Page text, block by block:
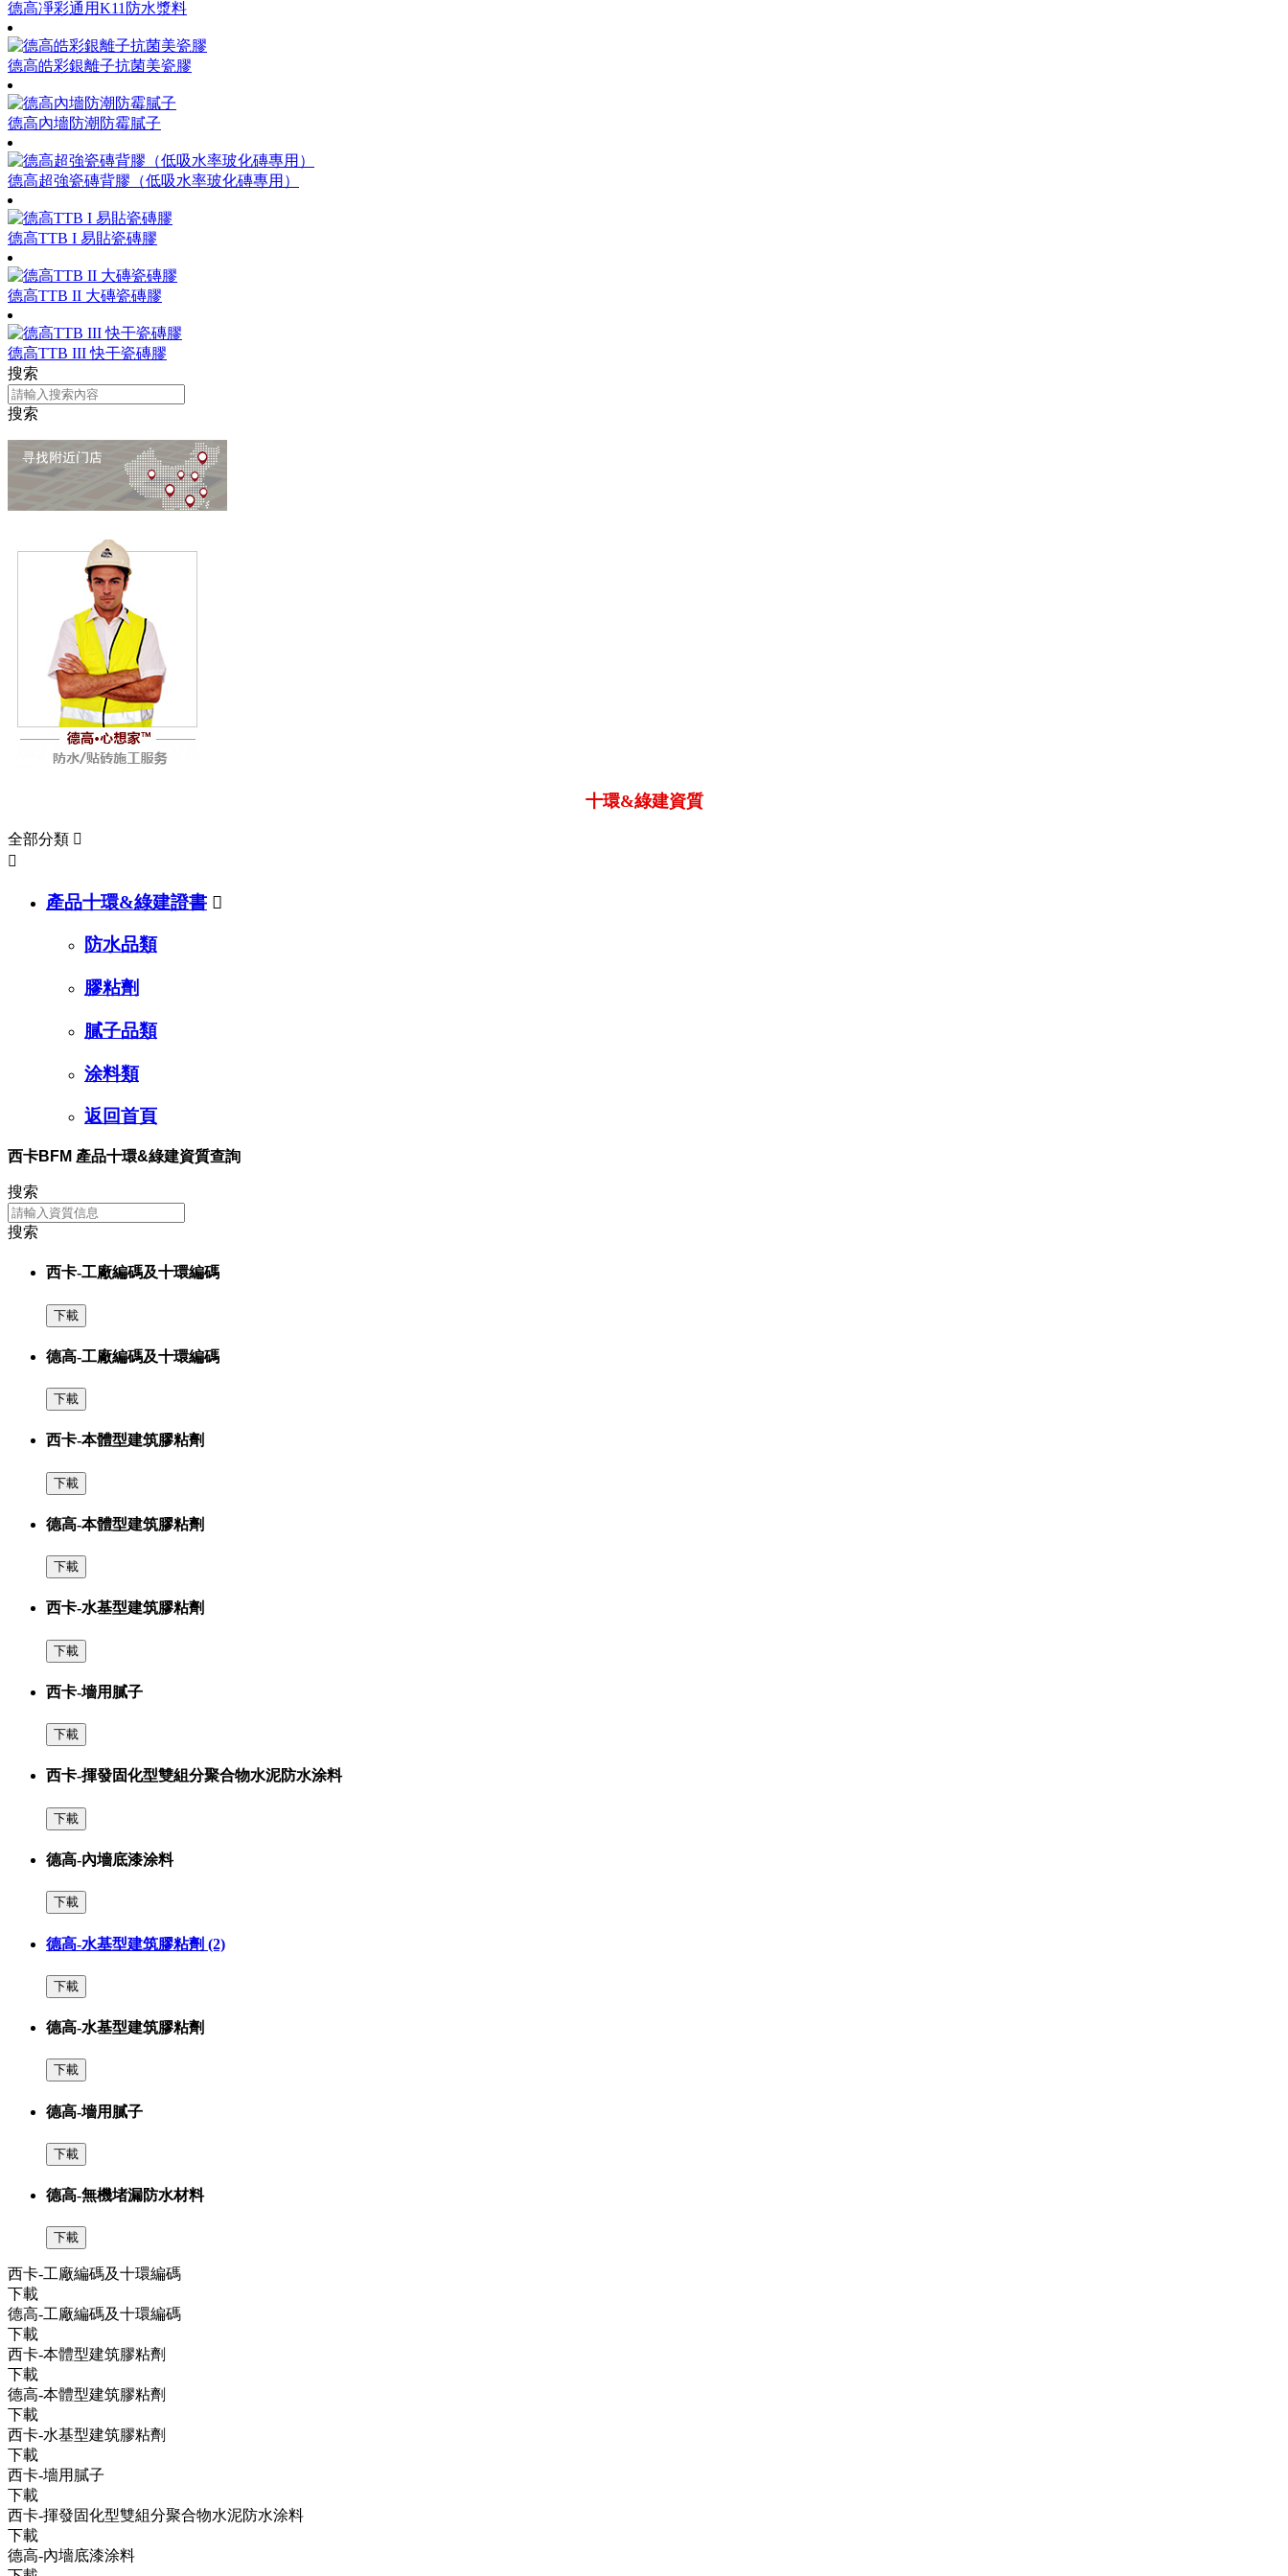
德高凈彩通用K11防水漿料
德高皓彩銀離子抗菌美瓷膠
德高內墻防潮防霉膩子
德高超強瓷磚背膠（低吸水率玻化磚專用）
德高TTB I 易貼瓷磚膠
德高TTB II 大磚瓷磚膠
德高TTB III 快干瓷磚膠
搜索
搜索
十環&綠建資質
全部分類 

產品十環&綠建證書 
防水品類
膠粘劑
膩子品類
涂料類
返回首頁
西卡BFM 產品十環&綠建資質查詢
搜索
搜索
西卡-工廠編碼及十環編碼
下載
德高-工廠編碼及十環編碼
下載
西卡-本體型建筑膠粘劑
下載
德高-本體型建筑膠粘劑
下載
西卡-水基型建筑膠粘劑
下載
西卡-墻用膩子
下載
西卡-揮發固化型雙組分聚合物水泥防水涂料
下載
德高-內墻底漆涂料
下載
德高-水基型建筑膠粘劑 (2)
下載
德高-水基型建筑膠粘劑
下載
德高-墻用膩子
下載
德高-無機堵漏防水材料
下載
西卡-工廠編碼及十環編碼
下載
德高-工廠編碼及十環編碼
下載
西卡-本體型建筑膠粘劑
下載
德高-本體型建筑膠粘劑
下載
西卡-水基型建筑膠粘劑
下載
西卡-墻用膩子
下載
西卡-揮發固化型雙組分聚合物水泥防水涂料
下載
德高-內墻底漆涂料